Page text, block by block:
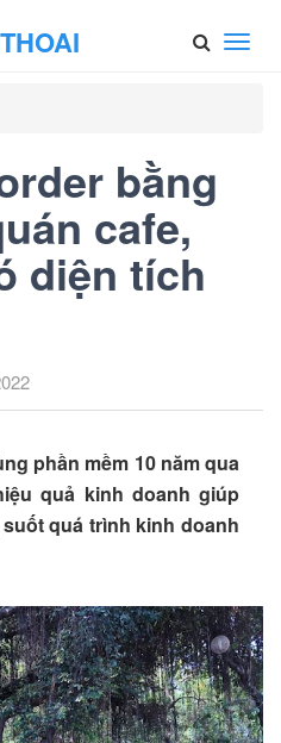
bằng
cafe,
diện tích
phần mềm 10 năm qua
quả kinh doanh giúp
quá trình kinh doanh